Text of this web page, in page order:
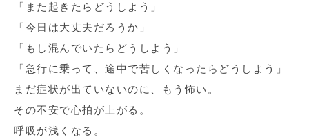
「また起きたらどうしよう」
「今日は大丈夫だろうか」
「もし混んでいたらどうしよう」
「急行に乗って、途中で苦しくなったらどうしよう」
まだ症状が出ていないのに、もう怖い。
その不安で心拍が上がる。
呼吸が浅くなる。